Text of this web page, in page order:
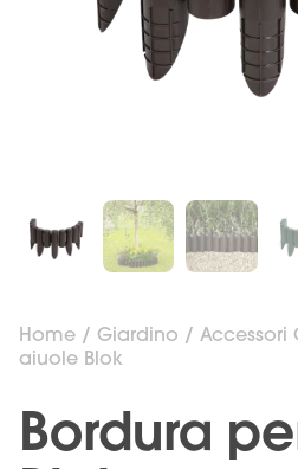
Home / Giardino / Accessori
aiuole Blok
Bordura